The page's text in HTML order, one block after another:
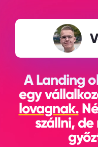
A Landing
egy
lovagnak.
szállni,